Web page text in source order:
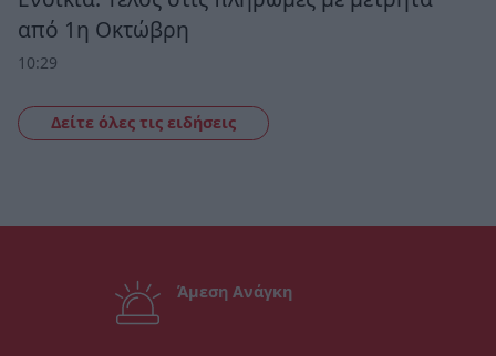
από 1η Οκτώβρη
10:29
Δείτε όλες τις ειδήσεις
Άμεση Ανάγκη